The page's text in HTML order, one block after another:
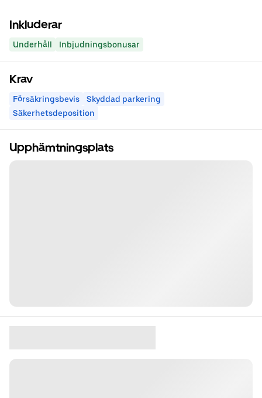
Inkluderar
Underhåll Inbjudningsbonusar
Krav
Försäkringsbevis
Skyddad parkering
Säkerhetsdeposition
Upphämtningsplats